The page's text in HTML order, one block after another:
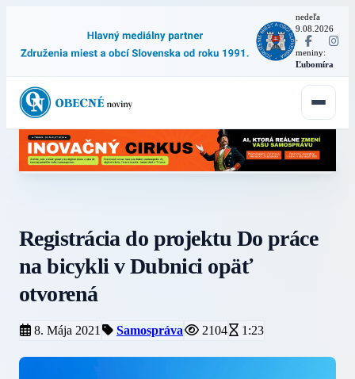
nedeľa
9.08.2026
·
meniny:
Ľubomíra
Registrácia do projektu Do práce
na bicykli v Dubnici opäť
otvorená
8. Mája 2021 Samospráva 2104 1:23